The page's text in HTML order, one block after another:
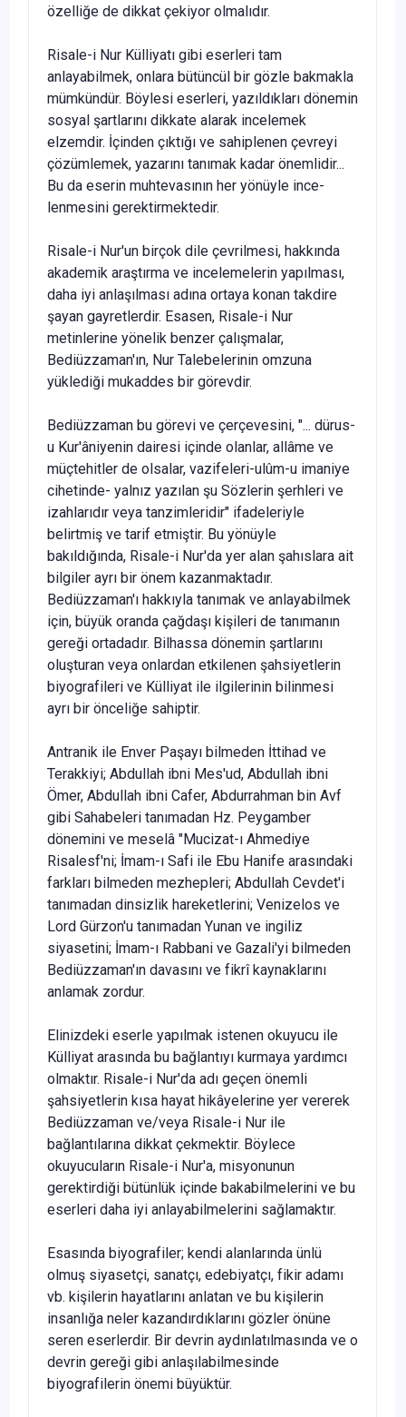
özelliğe de dikkat çekiyor olmalıdır.
Risale-i Nur Külliyatı gibi eserleri tam
anlayabilmek, onlara bütüncül bir gözle bakmakla
mümkündür. Böylesi eserleri, yazıldıkları dönemin
sosyal şartlarını dik­kate alarak incelemek
elzemdir. İçinden çıktığı ve sahiplenen çevreyi
çözümlemek, yazarını tanımak kadar önemlidir...
Bu da eserin muhtevasının her yönüyle ince­
lenmesini gerektirmektedir.
Risale-i Nur'un birçok dile çevrilmesi, hakkında
akademik araştırma ve incele­melerin yapılması,
daha iyi anlaşılması adına ortaya konan takdire
şayan gayretler­dir. Esasen, Risale-i Nur
metinlerine yönelik benzer çalışmalar,
Bediüzzaman'ın, Nur Talebelerinin omzuna
yüklediği mukaddes bir görevdir.
Bediüzzaman bu görevi ve çerçevesini, "... dürus-
u Kur'âniyenin dairesi içinde olanlar, allâme ve
müçtehitler de olsalar, vazifeleri-ulûm-u imaniye
cihetinde- yalnız yazılan şu Sözlerin şerhleri ve
izahlarıdır veya tanzimleridir" ifadeleriyle
belirtmiş ve tarif etmiştir. Bu yönüyle
bakıldığında, Risale-i Nur'da yer alan şahıslara ait
bil­giler ayrı bir önem kazanmaktadır.
Bediüzzaman'ı hakkıyla tanımak ve anlayabil­mek
için, büyük oranda çağdaşı kişileri de tanımanın
gereği ortadadır. Bilhassa dönemin şartlarını
oluşturan veya onlardan etkilenen şahsiyetlerin
biyografileri ve Külliyat ile ilgilerinin bilinmesi
ayrı bir önceliğe sahiptir.
Antranik ile Enver Paşayı bilmeden İttihad ve
Terakkiyi; Abdullah ibni Mes'ud, Abdullah ibni
Ömer, Abdullah ibni Cafer, Abdurrahman bin Avf
gibi Sahabeleri tanımadan Hz. Peygamber
dönemini ve meselâ "Mucizat-ı Ahmediye
Risalesf'ni; İmam-ı Safi ile Ebu Hanife arasındaki
farkları bilmeden mezhepleri; Abdullah Cevdet'i
tanımadan dinsizlik hareketlerini; Venizelos ve
Lord Gürzon'u tanıma­dan Yunan ve ingiliz
siyasetini; İmam-ı Rabbani ve Gazali'yi bilmeden
Bediüzzaman'ın davasını ve fikrî kaynaklarını
anlamak zordur.
Elinizdeki eserle yapılmak istenen okuyucu ile
Külliyat arasında bu bağlantıyı kur­maya yardımcı
olmaktır. Risale-i Nur'da adı geçen önemli
şahsiyetlerin kısa hayat hikâyelerine yer vererek
Bediüzzaman ve/veya Risale-i Nur ile
bağlantılarına dikkat çek­mektir. Böylece
okuyucuların Risale-i Nur'a, misyonunun
gerektirdiği bütünlük için­de bakabilmelerini ve bu
eserleri daha iyi anlayabilmelerini sağlamaktır.
Esasında biyografiler; kendi alanlarında ünlü
olmuş siyasetçi, sanatçı, edebiyat­çı, fikir adamı
vb. kişilerin hayatlarını anlatan ve bu kişilerin
insanlığa neler ka­zandırdıklarını gözler önüne
seren eserlerdir. Bir devrin aydınlatılmasında ve o
devrin gereği gibi anlaşılabilmesinde
biyografilerin önemi büyüktür.